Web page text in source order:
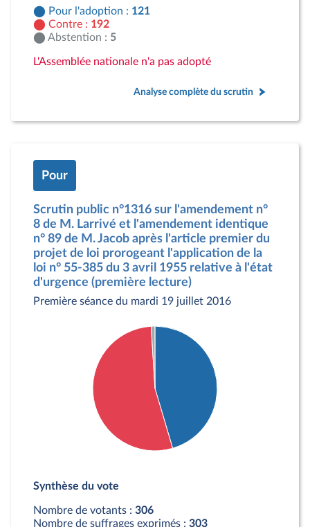
Pour l'adoption : 121
Contre : 192
Abstention : 5
L'Assemblée nationale n'a pas adopté
Analyse complète du scrutin
Pour
Scrutin public n°1316 sur l'amendement n°
8 de M. Larrivé et l'amendement identique
n° 89 de M. Jacob après l'article premier du
projet de loi prorogeant l'application de la
loi n° 55-385 du 3 avril 1955 relative à l'état
d'urgence (première lecture)
Première séance du mardi 19 juillet 2016
Contre : 164 députés
Synthèse du vote
Nombre de votants : 306
Nombre de suffrages exprimés : 303